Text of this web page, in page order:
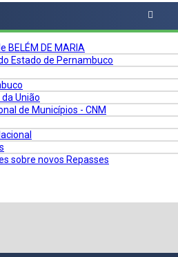
BELÉM DE MARIA
Estado de Pernambuco
União
de Municípios - CNM
sobre novos Repasses